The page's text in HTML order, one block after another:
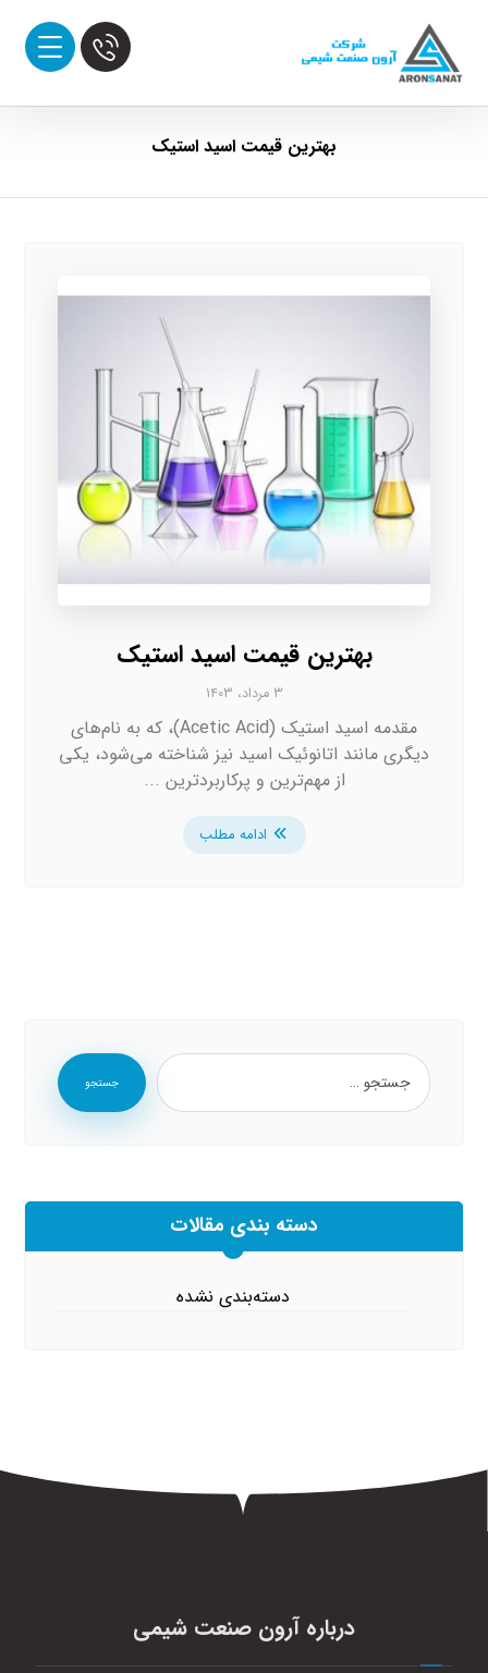
بهترین قیمت اسید استیک
بهترین قیمت اسید استیک
۳ مرداد، ۱۴۰۳
مقدمه اسید استیک (Acetic Acid)، که به نام‌های
دیگری مانند اتانوئیک اسید نیز شناخته می‌شود، یکی
از مهم‌ترین و پرکاربردترین ...
ادامه مطلب
جستجو
دسته بندی مقالات
دسته‌بندی نشده
درباره آرون صنعت شیمی